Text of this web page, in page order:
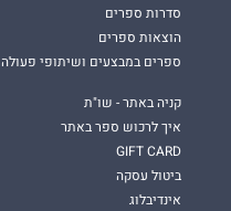
סדרות ספרים
הוצאות ספרים
ספרים במבצעים ושיתופי פעולה
קניה באתר - שו"ת
איך לרכוש ספר באתר
GIFT CARD
ביטול עסקה
אינדיבלוג